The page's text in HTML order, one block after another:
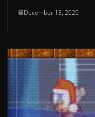
December 13, 2020